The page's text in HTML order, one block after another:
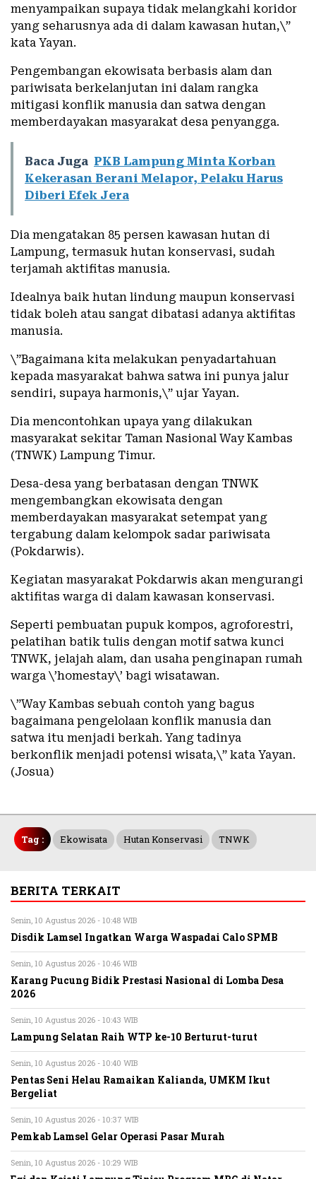
menyampaikan supaya tidak melangkahi koridor
yang seharusnya ada di dalam kawasan hutan,\”
kata Yayan.
Pengembangan ekowisata berbasis alam dan
pariwisata berkelanjutan ini dalam rangka
mitigasi konflik manusia dan satwa dengan
memberdayakan masyarakat desa penyangga.
Baca Juga PKB Lampung Minta Korban
Kekerasan Berani Melapor, Pelaku Harus
Diberi Efek Jera
Dia mengatakan 85 persen kawasan hutan di
Lampung, termasuk hutan konservasi, sudah
terjamah aktifitas manusia.
Idealnya baik hutan lindung maupun konservasi
tidak boleh atau sangat dibatasi adanya aktifitas
manusia.
\”Bagaimana kita melakukan penyadartahuan
kepada masyarakat bahwa satwa ini punya jalur
sendiri, supaya harmonis,\” ujar Yayan.
Dia mencontohkan upaya yang dilakukan
masyarakat sekitar Taman Nasional Way Kambas
(TNWK) Lampung Timur.
Desa-desa yang berbatasan dengan TNWK
mengembangkan ekowisata dengan
memberdayakan masyarakat setempat yang
tergabung dalam kelompok sadar pariwisata
(Pokdarwis).
Kegiatan masyarakat Pokdarwis akan mengurangi
aktifitas warga di dalam kawasan konservasi.
Seperti pembuatan pupuk kompos, agroforestri,
pelatihan batik tulis dengan motif satwa kunci
TNWK, jelajah alam, dan usaha penginapan rumah
warga \’homestay\’ bagi wisatawan.
\”Way Kambas sebuah contoh yang bagus
bagaimana pengelolaan konflik manusia dan
satwa itu menjadi berkah. Yang tadinya
berkonflik menjadi potensi wisata,\” kata Yayan.
(Josua)
Tag : Ekowisata Hutan Konservasi TNWK
BERITA TERKAIT
Senin, 10 Agustus 2026 - 10:48 WIB
Disdik Lamsel Ingatkan Warga Waspadai Calo SPMB
Senin, 10 Agustus 2026 - 10:46 WIB
Karang Pucung Bidik Prestasi Nasional di Lomba Desa
2026
Senin, 10 Agustus 2026 - 10:43 WIB
Lampung Selatan Raih WTP ke-10 Berturut-turut
Senin, 10 Agustus 2026 - 10:40 WIB
Pentas Seni Helau Ramaikan Kalianda, UMKM Ikut
Bergeliat
Senin, 10 Agustus 2026 - 10:37 WIB
Pemkab Lamsel Gelar Operasi Pasar Murah
Senin, 10 Agustus 2026 - 10:29 WIB